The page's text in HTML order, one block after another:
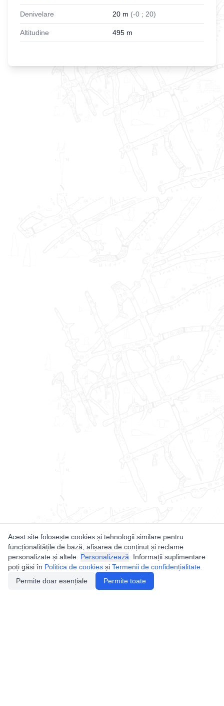
Denivelare 20 m (-0 ; 20)
Altitudine 495 m
Acest site folosește cookies și tehnologii similare pentru
funcționalitățile de bază, afișarea de conținut și reclame
personalizate și altele. Personalizează . Informații suplimentare
poți găsi în Politica de cookies și Termenii de confidențialitate
Permite doar esențiale
Permite toate